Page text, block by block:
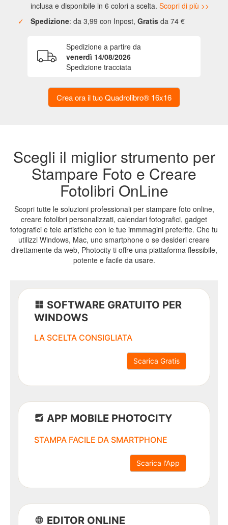
Collage
foto
adesive
Ritorna
Figurine
personalizzate
Ritorna
stampe
500
Pack
Buoni
inclusa e disponibile in 6 colori a scelta. Scopri di più >>
Spedizione: da 3,99 con Inpost, Gratis da 74 €
Spedizione a partire da
venerdì 14/08/2026
Spedizione tracciata
Scegli il miglior strumento per
Stampare Foto e Creare
Fotolibri OnLine
Scopri tutte le soluzioni professionali per stampare foto online,
creare fotolibri personalizzati, calendari fotografici, gadget
fotografici e tele artistiche con le tue immmagini preferite. Che tu
utilizzi Windows, Mac, uno smartphone o se desideri creare
direttamente da web, Photocity ti offre una piattaforma flessibile,
potente e facile da usare.
SOFTWARE GRATUITO PER
WINDOWS
LA SCELTA CONSIGLIATA
Scarica Gratis
APP MOBILE PHOTOCITY
STAMPA FACILE DA SMARTPHONE
Scarica l'App
EDITOR ONLINE